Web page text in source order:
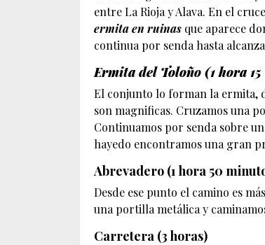
entre La Rioja y Alava. En el
ermita en ruinas que aparece
continua por senda hasta
Ermita del Toloño (1 hora
El conjunto lo forman la ermita,
son magnificas. Cruzamos una
Continuamos por senda sobre
hayedo encontramos una gran
Abrevadero (1 hora 50
Desde ese punto el camino es
una portilla metálica y
Carretera (3 horas)